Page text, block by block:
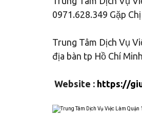
0971.628.349 Gặp
Trung Tâm Dịch Vụ
địa bàn tp Hồ Chí
Website : https://